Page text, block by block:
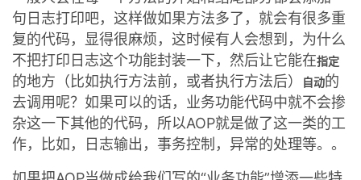
开
发
者
学
的
Programs
的
支
持
句日志打印吧，这样做如果方法多了，就会有很多重
复的代码，显得很麻烦，这时候有人会想到，为什么
不把打印日志这个功能封装一下，然后让它能在指定
的地方（比如执行方法前，或者执行方法后） 自动的
去调用呢？如果可以的话，业务功能代码中就不会掺
杂这一下其他的代码，所以AOP就是做了这一类的工
作，比如，日志输出，事务控制，异常的处理等。。